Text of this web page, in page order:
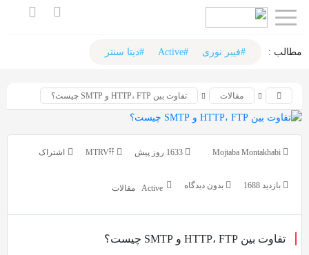
اشتراک
استفاده
از
صفحه
مطالب :‌ #فیبر نوری #Active #دیتا سنتر
مقالات تفاوت بین HTTP، FTP و SMTP چیست؟
Mojtaba Montakhabi 1633 روز پیش MTRV𐏒𐏒
اشتراک
با
استفاده
می‌توانید
بازدید 1688 بدون دیدگاه Active مقالات
تفاوت بین HTTP، FTP و SMTP چیست؟